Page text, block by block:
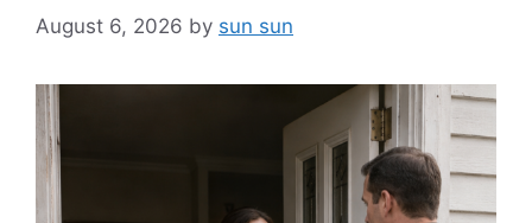
August 6, 2026 by sun sun